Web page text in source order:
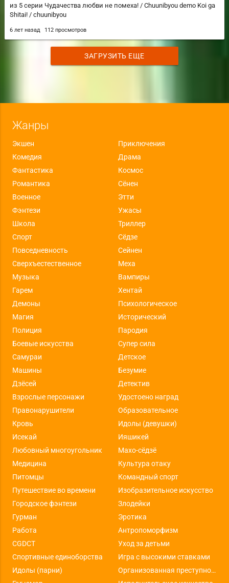
из 5 серии Чудачества любви не помеха! / Chuunibyou demo Koi ga
Shitai! / chuunibyou
6 лет назад 112 просмотров
ЗАГРУЗИТЬ ЕЩЕ
Жанры
Экшен
Приключения
Комедия
Драма
Фантастика
Космос
Романтика
Сёнен
Военное
Этти
Фэнтези
Ужасы
Школа
Триллер
Спорт
Сёдзе
Повседневность
Сейнен
Сверхъестественное
Меха
Музыка
Вампиры
Гарем
Хентай
Демоны
Психологическое
Магия
Исторический
Полиция
Пародия
Боевые искусства
Супер сила
Самураи
Детское
Машины
Безумие
Дзёсей
Детектив
Взрослые персонажи
Удостоено наград
Правонарушители
Образовательное
Кровь
Идолы (девушки)
Исекай
Ияшикей
Любовный многоугольник
Махо-сёдзё
Медицина
Культура отаку
Питомцы
Командный спорт
Путешествие во времени
Изобразительное искусство
Городское фэнтези
Злодейки
Гурман
Эротика
Работа
Антропоморфизм
CGDCT
Уход за детьми
Спортивные единоборства
Игра с высокими ставками
Идолы (парни)
Организованная преступность